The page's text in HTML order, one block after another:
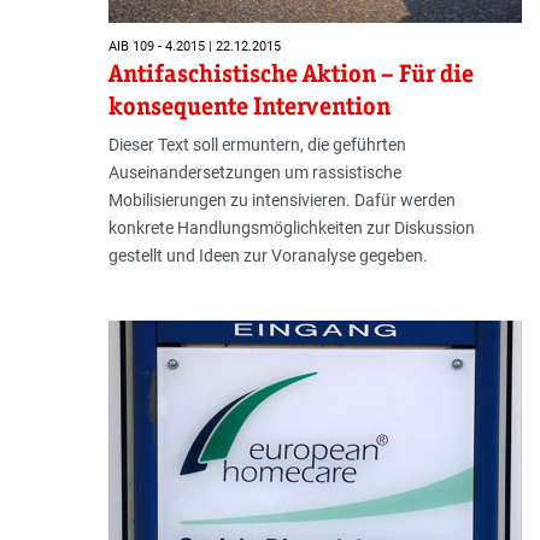
AIB 109 - 4.2015 | 22.12.2015
Antifaschistische Aktion – Für die
konsequente Intervention
Dieser Text soll ermuntern, die geführten
Auseinandersetzungen um rassistische
Mobilisierungen zu intensivieren. Dafür werden
konkrete Handlungsmöglichkeiten zur Diskussion
gestellt und Ideen zur Voranalyse gegeben.